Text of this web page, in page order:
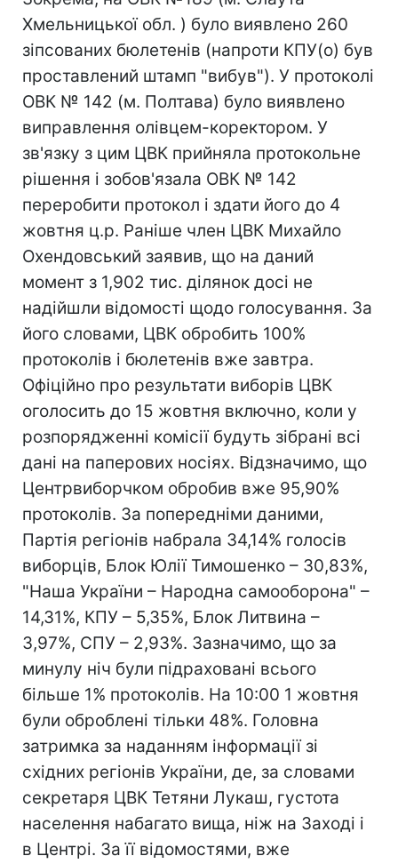
Хмельницької обл. ) було виявлено 260
зіпсованих бюлетенів (напроти КПУ(о) був
проставлений штамп "вибув"). У протоколі
ОВК № 142 (м. Полтава) було виявлено
виправлення олівцем-коректором. У
зв'язку з цим ЦВК прийняла протокольне
рішення і зобов'язала ОВК № 142
переробити протокол і здати його до 4
жовтня ц.р. Раніше член ЦВК Михайло
Охендовський заявив, що на даний
момент з 1,902 тис. ділянок досі не
надійшли відомості щодо голосування. За
його словами, ЦВК обробить 100%
протоколів і бюлетенів вже завтра.
Офіційно про результати виборів ЦВК
оголосить до 15 жовтня включно, коли у
розпорядженні комісії будуть зібрані всі
дані на паперових носіях. Відзначимо, що
Центрвиборчком обробив вже 95,90%
протоколів. За попередніми даними,
Партія регіонів набрала 34,14% голосів
виборців, Блок Юлії Тимошенко – 30,83%,
"Наша України – Народна самооборона" –
14,31%, КПУ – 5,35%, Блок Литвина –
3,97%, СПУ – 2,93%. Зазначимо, що за
минулу ніч були підраховані всього
більше 1% протоколів. На 10:00 1 жовтня
були оброблені тільки 48%. Головна
затримка за наданням інформації зі
східних регіонів України, де, за словами
секретаря ЦВК Тетяни Лукаш, густота
населення набагато вища, ніж на Заході і
в Центрі. За її відомостями, вже